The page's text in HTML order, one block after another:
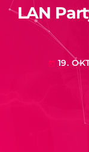
LAN
today 19.